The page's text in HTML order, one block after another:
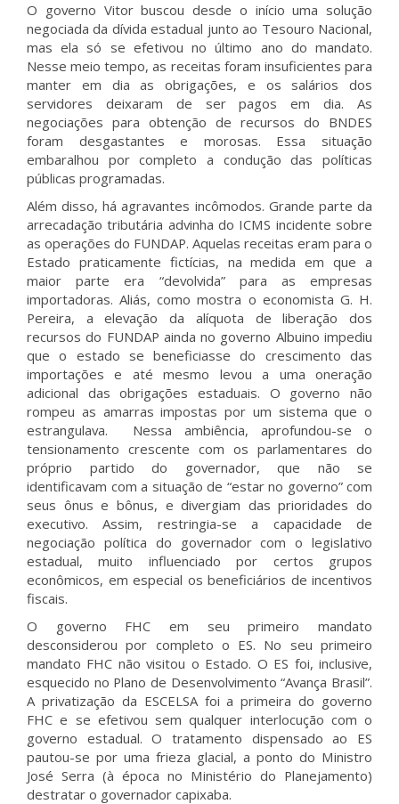
O governo Vitor buscou desde o início uma solução
negociada da dívida estadual junto ao Tesouro Nacional,
mas ela só se efetivou no último ano do mandato.
Nesse meio tempo, as receitas foram insuficientes para
manter em dia as obrigações, e os salários dos
servidores deixaram de ser pagos em dia. As
negociações para obtenção de recursos do BNDES
foram desgastantes e morosas. Essa situação
embaralhou por completo a condução das políticas
públicas programadas.
Além disso, há agravantes incômodos. Grande parte da
arrecadação tributária advinha do ICMS incidente sobre
as operações do FUNDAP. Aquelas receitas eram para o
Estado praticamente fictícias, na medida em que a
maior parte era “devolvida” para as empresas
importadoras. Aliás, como mostra o economista G. H.
Pereira, a elevação da alíquota de liberação dos
recursos do FUNDAP ainda no governo Albuino impediu
que o estado se beneficiasse do crescimento das
importações e até mesmo levou a uma oneração
adicional das obrigações estaduais. O governo não
rompeu as amarras impostas por um sistema que o
estrangulava. Nessa ambiência, aprofundou-se o
tensionamento crescente com os parlamentares do
próprio partido do governador, que não se
identificavam com a situação de “estar no governo” com
seus ônus e bônus, e divergiam das prioridades do
executivo. Assim, restringia-se a capacidade de
negociação política do governador com o legislativo
estadual, muito influenciado por certos grupos
econômicos, em especial os beneficiários de incentivos
fiscais.
O governo FHC em seu primeiro mandato
desconsiderou por completo o ES. No seu primeiro
mandato FHC não visitou o Estado. O ES foi, inclusive,
esquecido no Plano de Desenvolvimento “Avança Brasil”.
A privatização da ESCELSA foi a primeira do governo
FHC e se efetivou sem qualquer interlocução com o
governo estadual. O tratamento dispensado ao ES
pautou-se por uma frieza glacial, a ponto do Ministro
José Serra (à época no Ministério do Planejamento)
destratar o governador capixaba.